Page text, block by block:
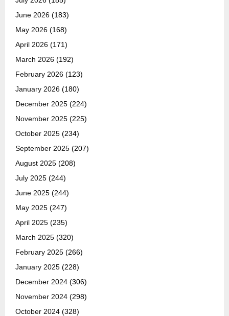
June 2026 (183)
May 2026 (168)
April 2026 (171)
March 2026 (192)
February 2026 (123)
January 2026 (180)
December 2025 (224)
November 2025 (225)
October 2025 (234)
September 2025 (207)
August 2025 (208)
July 2025 (244)
June 2025 (244)
May 2025 (247)
April 2025 (235)
March 2025 (320)
February 2025 (266)
January 2025 (228)
December 2024 (306)
November 2024 (298)
October 2024 (328)